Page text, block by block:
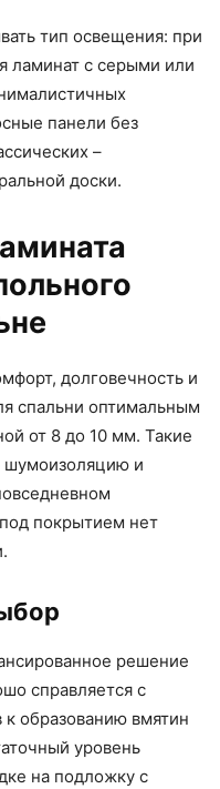
тип освещения: при
ламинат с серыми или
панели без
–
доски.
долговечность и
спальни оптимальным
от 8 до 10 мм. Такие
шумоизоляцию и
покрытием нет
решение
справляется с
образованию вмятин
уровень
на подложку с